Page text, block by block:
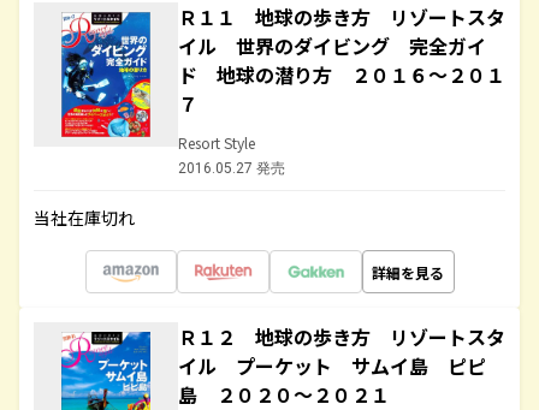
Ｒ１１ 地球の歩き方 リゾートスタ
イル 世界のダイビング 完全ガイ
ド 地球の潜り方 ２０１６～２０１
７
Resort Style
2016.05.27 発売
当社在庫切れ
詳細を見る
Ｒ１２ 地球の歩き方 リゾートスタ
イル プーケット サムイ島 ピピ
島 ２０２０～２０２１